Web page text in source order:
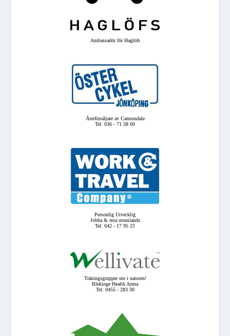
Ambassadör för Haglöfs
Återförsäljare av Cannondale
Tel: 036 - 71 38 00
Personlig Utvecklig
Jobba & resa utomlands
Tel: 042 - 17 95 25
Träningsgrupper ute i naturen!
Blekinge Health Arena
Tel: 0455 - 283 30